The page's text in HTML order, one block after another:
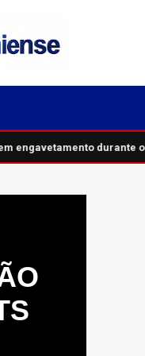
engavetamento durante